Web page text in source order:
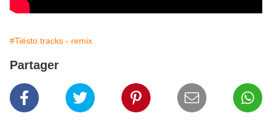
#Tiësto tracks - remix
Partager